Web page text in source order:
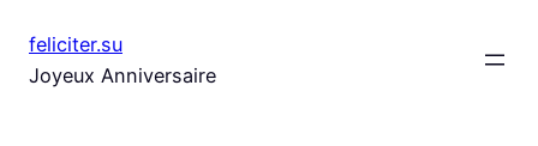
au
contenu
feliciter.su
Joyeux Anniversaire